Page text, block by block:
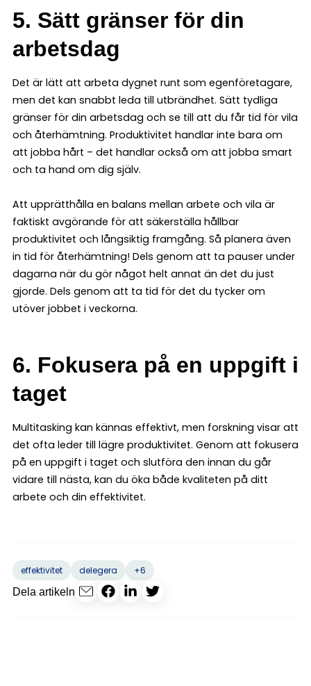
5. Sätt gränser för din
arbetsdag
Det är lätt att arbeta dygnet runt som egenföretagare,
men det kan snabbt leda till utbrändhet. Sätt tydliga
gränser för din arbetsdag och se till att du får tid för vila
och återhämtning. Produktivitet handlar inte bara om
att jobba hårt – det handlar också om att jobba smart
och ta hand om dig själv.
Att upprätthålla en balans mellan arbete och vila är
faktiskt avgörande för att säkerställa hållbar
produktivitet och långsiktig framgång. Så planera även
in tid för återhämtning! Dels genom att ta pauser under
dagarna när du gör något helt annat än det du just
gjorde. Dels genom att ta tid för det du tycker om
utöver jobbet i veckorna.
6. Fokusera på en uppgift i
taget
Multitasking kan kännas effektivt, men forskning visar att
det ofta leder till lägre produktivitet. Genom att fokusera
på en uppgift i taget och slutföra den innan du går
vidare till nästa, kan du öka både kvaliteten på ditt
arbete och din effektivitet.
effektivitet delegera
+6
Dela artikeln